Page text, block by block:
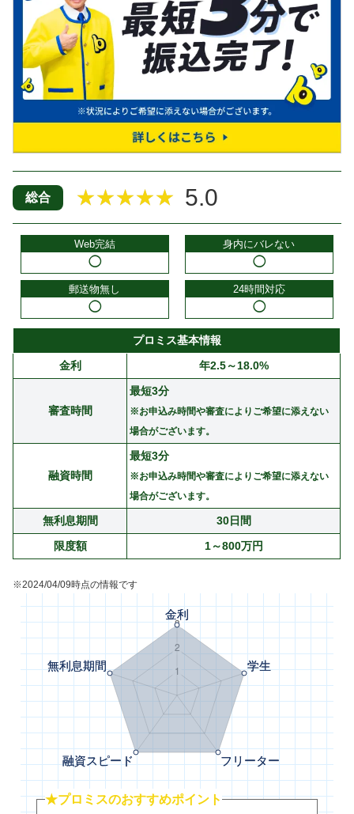
総合 ★★★★★ 5.0
Web完結
◯
身内にバレない
◯
郵送物無し
◯
24時間対応
◯
プロミス基本情報
金利
年2.5～18.0%
審査時間
最短3分
※お申込み時間や審査によりご希望に添えない
場合がございます。
融資時間
最短3分
※お申込み時間や審査によりご希望に添えない
場合がございます。
無利息期間
30日間
限度額
1～800万円
※2024/04/09時点の情報です
★プロミスのおすすめポイント